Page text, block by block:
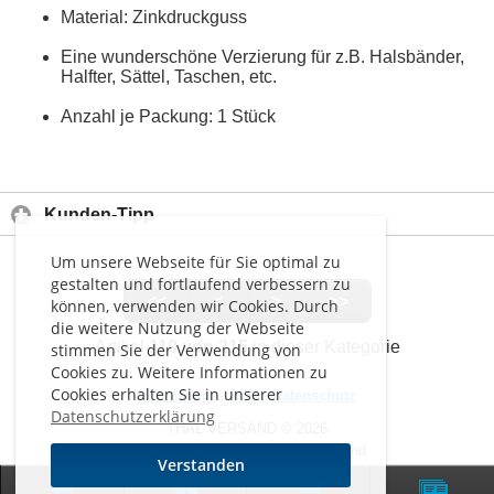
Um unsere Webseite für Sie optimal zu
gestalten und fortlaufend verbessern zu
können, verwenden wir Cookies. Durch
die weitere Nutzung der Webseite
stimmen Sie der Verwendung von
Cookies zu. Weitere Informationen zu
Cookies erhalten Sie in unserer
Datenschutzerklärung
Verstanden
Material: Zinkdruckguss
Eine wunderschöne Verzierung für z.B. Halsbänder,
Halfter, Sättel, Taschen, etc.
Anzahl je Packung: 1 Stück
Kunden-Tipp
<< < > >>
Artikel119 von 215in dieser Kategorie
Impressum-AGB-Datenschutz
THAL VERSAND © 2026
Alle Preise inkl. MwSt. zzgl. Versand
Zur klassischen Website